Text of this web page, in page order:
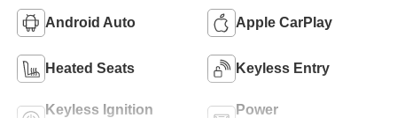
Android Auto Apple CarPlay
Heated Seats Keyless Entry
Keyless Ignition
Power